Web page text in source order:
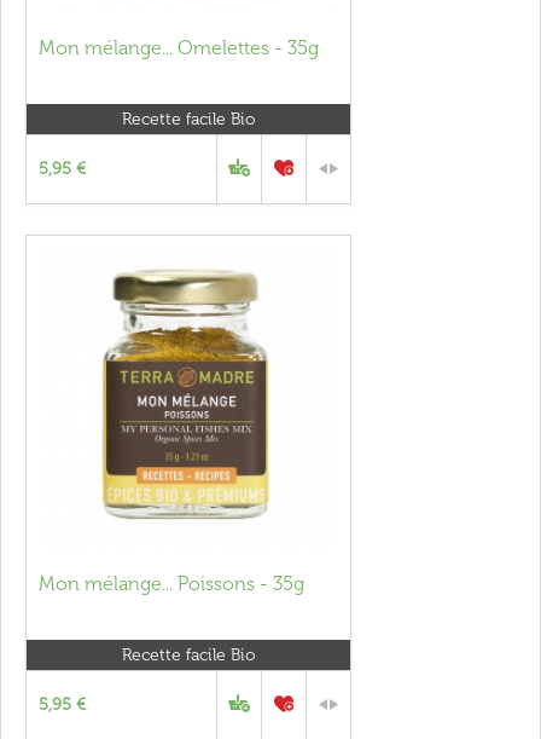
Mon mélange... Omelettes - 35g
Recette facile Bio
5,95 €
Mon mélange... Poissons - 35g
Recette facile Bio
5,95 €